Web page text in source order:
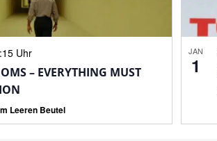
Uhr
– EVERYTHING MUST
Leeren Beutel
JAN
1